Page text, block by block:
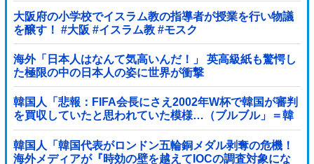
大阪府の小学校でイスラム教の指導者が授業を行い物議
を醸す！ #大阪 #イスラム教 #モスク
海外「日本人はなんて気高いんだ！」 英高級紙も驚愕し
た極限の中の日本人の姿に世界が衝撃
韓国人「悲報：FIFA会長にさえ2002年W杯で韓国が審判
を買収していたと思われていた模様…（ブルブル」＝韓
国の反応
韓国人「韓国代表がロンドン五輪銅メダル剥奪の危機！
海外メディアが『時効の壁を越えてIOCの調査対象にな